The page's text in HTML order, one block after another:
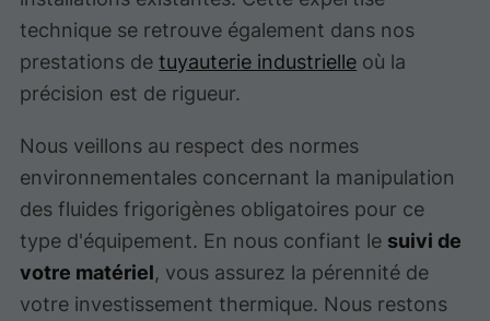
technique se retrouve également dans nos
prestations detuyauterie industrielle où la
précision est de rigueur.
Nous veillons au respect des normes
environnementales concernant la manipulation
des fluides frigorigènes obligatoires pour ce
type d'équipement. En nous confiant le suivi de
votre matériel, vous assurez la pérennité de
votre investissement thermique. Nous restons